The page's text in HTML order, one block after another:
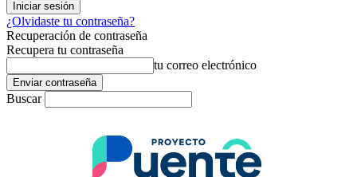
¿Olvidaste tu contraseña?
Recuperación de contraseña
Recupera tu contraseña
tu correo electrónico
Buscar